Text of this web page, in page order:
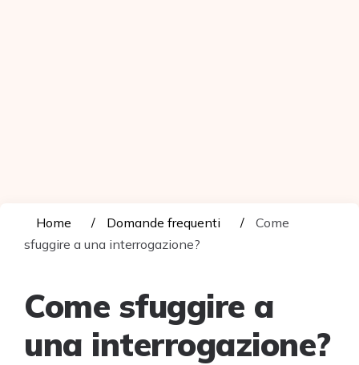
Home Domande frequenti
Come
sfuggire a una interrogazione?
Come sfuggire a
una interrogazione?